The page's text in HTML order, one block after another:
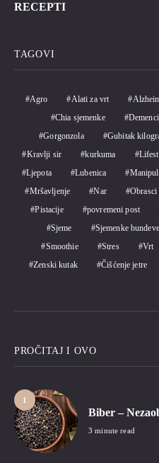
RECEPTI
TAGOVI
Agro Alati za vrt
Chia sjemenke
Gorgonzola
Gubitak
Kravlji sir
kurkuma
Ljepota
Lubenica
Mršavljenje
Nar Obrasci
Pistacije
povremeni post
Sjeme
Sjemenke bundeve
Smoothie
Stres Vrt
Zenski kutak
Čišćenje jetre
PROČITAJ I OVO
1
Biber –
3 minute read